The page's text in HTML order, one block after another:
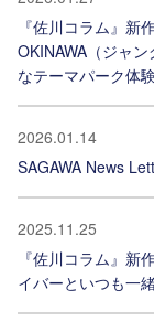
『佐川コラム』新
OKINAWA（ジャ
なテーマパーク体験
2026.01.14
SAGAWA News
2025.11.25
『佐川コラム』新
イバーといつも一